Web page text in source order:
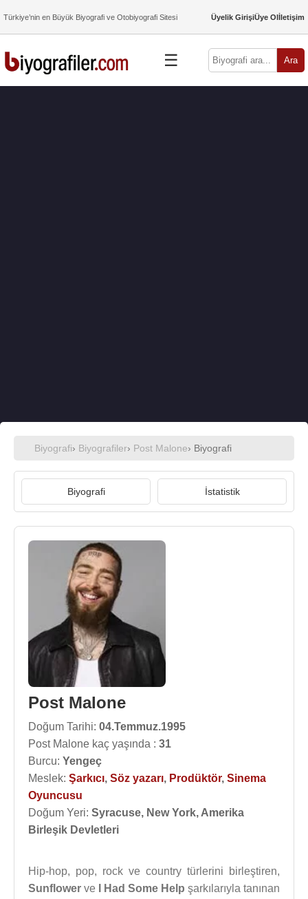
Türkiye’nin en Büyük Biyografi ve Otobiyografi Sitesi Üyelik GirişiÜye Olİletişim
☰ Ara
Biyografi› Biyografiler› Post Malone› Biyografi
Biyografi İstatistik
Post Malone
Doğum Tarihi: 04.Temmuz.1995
Post Malone kaç yaşında : 31
Burcu: Yengeç
Meslek: Şarkıcı, Söz yazarı, Prodüktör, Sinema
Oyuncusu
Doğum Yeri: Syracuse, New York, Amerika
Birleşik Devletleri
Hip-hop, pop, rock ve country türlerini birleştiren,
Sunflower ve I Had Some Help şarkılarıyla tanınan